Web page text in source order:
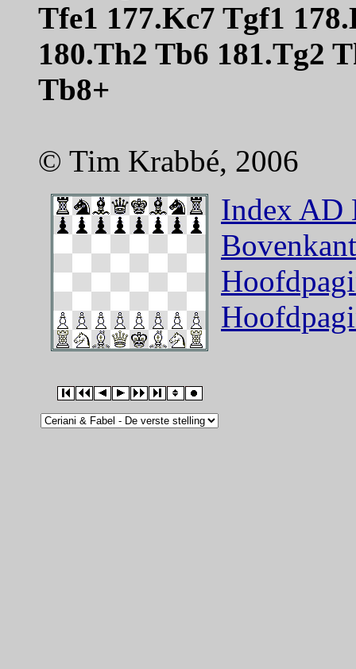
Tfe1 177.Kc7 Tgf1
180.Th2 Tb6 181.Tg2
Tb8+
© Tim Krabbé, 2006
Index AD